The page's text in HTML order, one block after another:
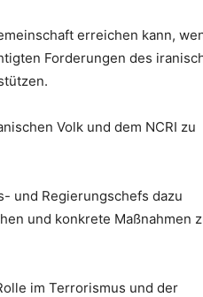
erreichen kann,
Forderungen des
Volk und dem NCRI zu
und Regierungschefs dazu
und konkrete Maßnahmen
im Terrorismus und der